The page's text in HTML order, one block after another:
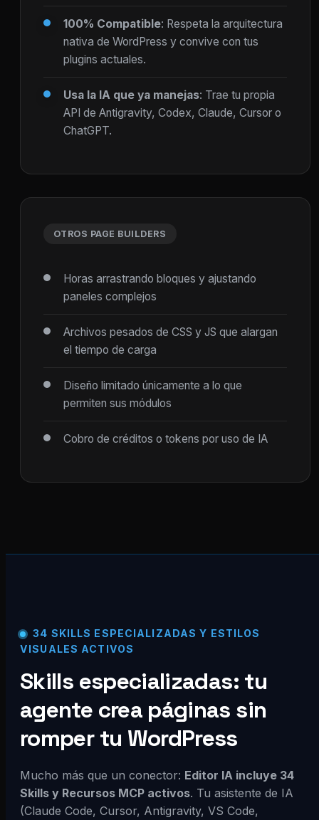
100% Compatible: Respeta la arquitectura
nativa de WordPress y convive con tus
plugins actuales.
Usa la IA que ya manejas: Trae tu propia
API de Antigravity, Codex, Claude, Cursor o
ChatGPT.
OTROS PAGE BUILDERS
Horas arrastrando bloques y ajustando
paneles complejos
Archivos pesados de CSS y JS que alargan
el tiempo de carga
Diseño limitado únicamente a lo que
permiten sus módulos
Cobro de créditos o tokens por uso de IA
34 SKILLS ESPECIALIZADAS Y ESTILOS
VISUALES ACTIVOS
Skills especializadas: tu
agente crea páginas sin
romper tu WordPress
Mucho más que un conector: Editor IA incluye 34
Skills y Recursos MCP activos. Tu asistente de IA
(Claude Code, Cursor, Antigravity, VS Code,